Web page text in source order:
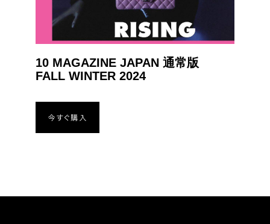
10 MAGAZINE JAPAN 通常版
FALL WINTER 2024
今すぐ購入